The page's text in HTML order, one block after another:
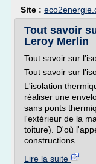
Site :
Tout savoir
Leroy Merlin
Tout savoir sur
Tout savoir sur
L'isolation
réaliser une
sans ponts
l'extérieur de la
toiture). D'où
constructions...
Lire la suite